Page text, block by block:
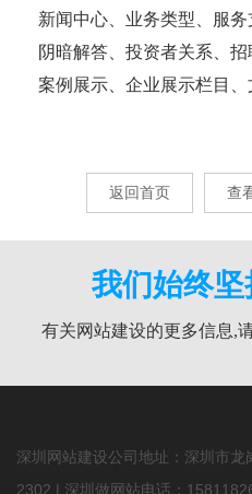
新闻中心、业务类型、服
阴暗解答、投资者关系、招
案例展示、企业展示栏目
返回首页 查
我们始终
有关网站建设的更多信息,
深圳网站建设公司地址：深圳市
2302 | 深圳做网站电话：